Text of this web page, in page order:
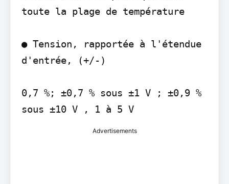
toute la plage de température
● Tension, rapportée à l'étendue
d'entrée, (+/-)
0,7 %; ±0,7 % sous ±1 V ; ±0,9 %
sous ±10 V , 1 à 5 V
Advertisements